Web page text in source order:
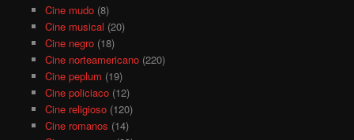
Cine mudo(8)
Cine musical (20)
Cine negro(18)
Cine norteamericano(220)
Cine peplum (19)
Cine policiaco(12)
Cine religioso(120)
Cine romanos (14)